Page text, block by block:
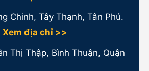
Chinh, Tây Thạnh, Tân Phú.
Xem địa chỉ >>
Thị Thập, Bình Thuận, Quận